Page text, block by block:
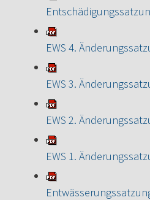
EWS 4.
EWS 3.
EWS 2.
EWS 1.